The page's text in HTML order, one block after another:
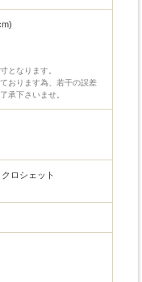
となります。
おります為、若干の誤差
承下さいませ。
ロシェット